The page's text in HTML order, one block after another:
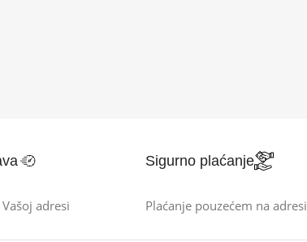
adresi
Sigurno plaćanje
Plaćanje pouzećem na adresi